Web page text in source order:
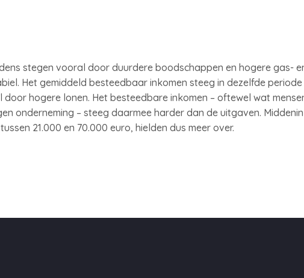
stegen vooral door duurdere boodschappen en hogere gas-
Het gemiddeld besteedbaar inkomen steeg in dezelfde
hogere lonen. Het besteedbare inkomen – oftewel wat
onderneming – steeg daarmee harder dan de uitgaven.
21.000 en 70.000 euro, hielden dus meer over.